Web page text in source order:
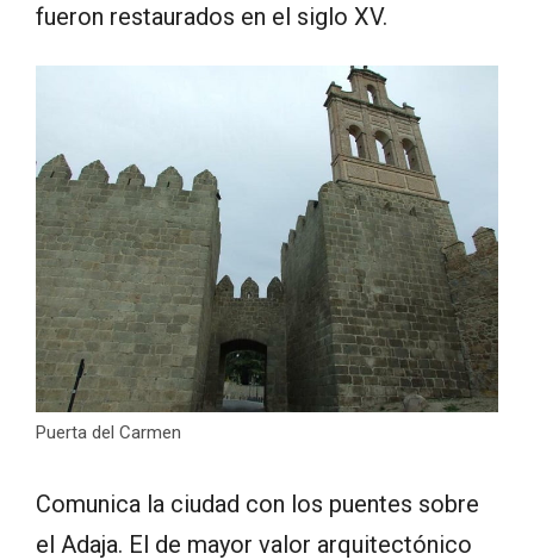
fueron restaurados en el siglo XV.
Puerta del Carmen
Comunica la ciudad con los puentes sobre
el Adaja. El de mayor valor arquitectónico